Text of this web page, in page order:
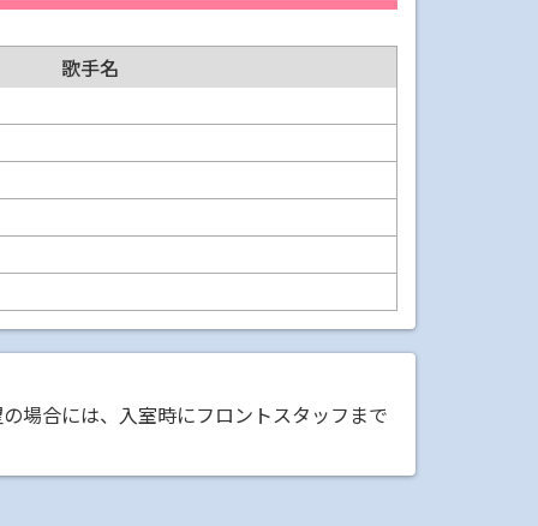
歌手名
場合には、入室時にフロントスタッフまで